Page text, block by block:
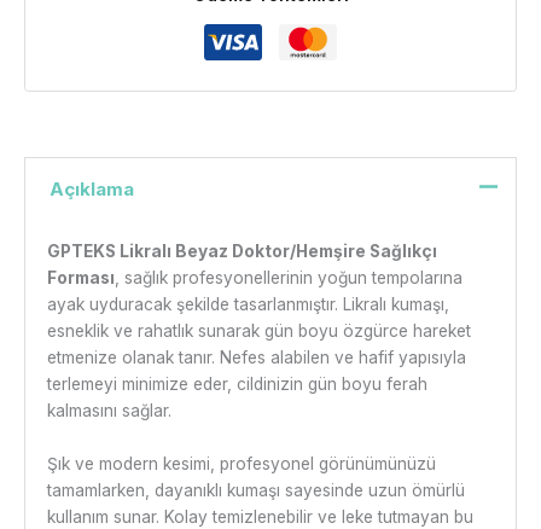
Açıklama
GPTEKS Likralı Beyaz Doktor/Hemşire Sağlıkçı
Forması , sağlık profesyonellerinin yoğun tempolarına
ayak uyduracak şekilde tasarlanmıştır. Likralı kumaşı,
esneklik ve rahatlık sunarak gün boyu özgürce hareket
etmenize olanak tanır. Nefes alabilen ve hafif yapısıyla
terlemeyi minimize eder, cildinizin gün boyu ferah
kalmasını sağlar.
Şık ve modern kesimi, profesyonel görünümünüzü
tamamlarken, dayanıklı kumaşı sayesinde uzun ömürlü
kullanım sunar. Kolay temizlenebilir ve leke tutmayan bu